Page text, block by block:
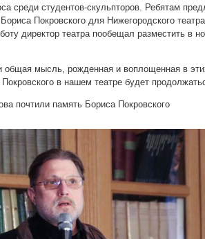
среди студентов-скульпторов. Ребятам
Покровского для Нижегородского
директор театра пообещал разместить в
мысль, рожденная и воплощенная в
в нашем театре будет
почтили память Бориса Покровского